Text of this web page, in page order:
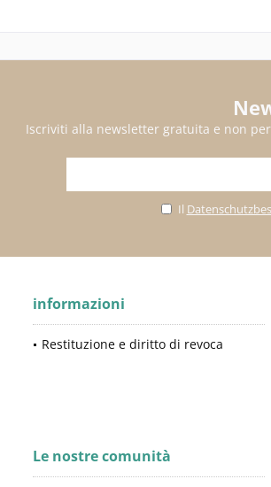
Iscriviti alla newsletter gratuita e non
Il
informazioni
Restituzione e diritto di revoca
Le nostre comunità